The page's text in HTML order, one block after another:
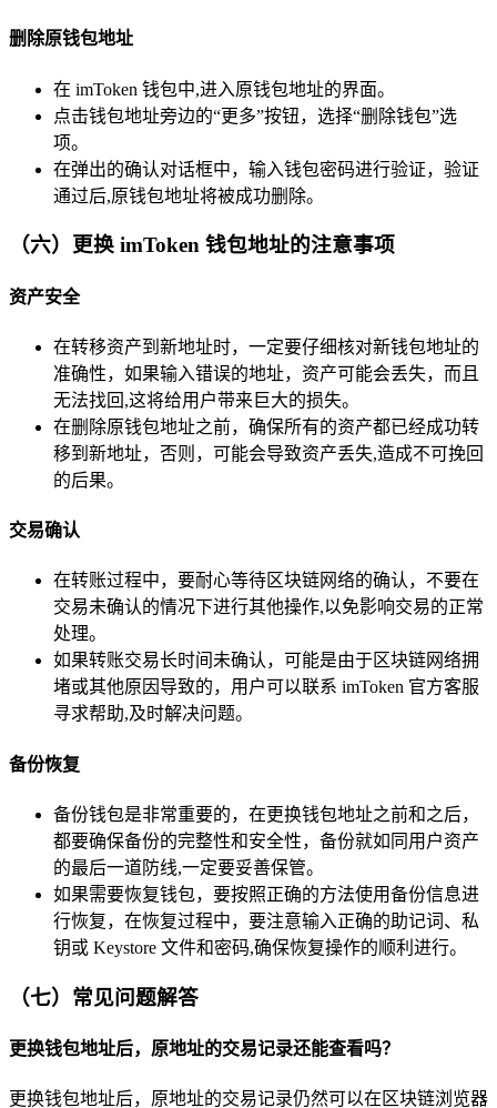
删除原钱包地址
在 imToken 钱包中,进入原钱包地址的界面。
点击钱包地址旁边的“更多”按钮，选择“删除钱包”选
项。
在弹出的确认对话框中，输入钱包密码进行验证，验证
通过后,原钱包地址将被成功删除。
（六）更换 imToken 钱包地址的注意事项
资产安全
在转移资产到新地址时，一定要仔细核对新钱包地址的
准确性，如果输入错误的地址，资产可能会丢失，而且
无法找回,这将给用户带来巨大的损失。
在删除原钱包地址之前，确保所有的资产都已经成功转
移到新地址，否则，可能会导致资产丢失,造成不可挽回
的后果。
交易确认
在转账过程中，要耐心等待区块链网络的确认，不要在
交易未确认的情况下进行其他操作,以免影响交易的正常
处理。
如果转账交易长时间未确认，可能是由于区块链网络拥
堵或其他原因导致的，用户可以联系 imToken 官方客服
寻求帮助,及时解决问题。
备份恢复
备份钱包是非常重要的，在更换钱包地址之前和之后，
都要确保备份的完整性和安全性，备份就如同用户资产
的最后一道防线,一定要妥善保管。
如果需要恢复钱包，要按照正确的方法使用备份信息进
行恢复，在恢复过程中，要注意输入正确的助记词、私
钥或 Keystore 文件和密码,确保恢复操作的顺利进行。
（七）常见问题解答
更换钱包地址后，原地址的交易记录还能查看吗？
更换钱包地址后，原地址的交易记录仍然可以在区块链浏览器